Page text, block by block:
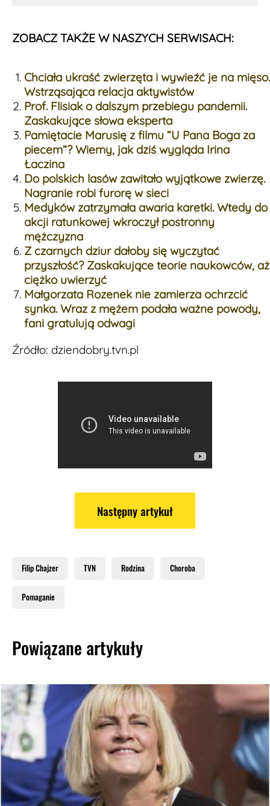
ZOBACZ TAKŻE W NASZYCH SERWISACH:
Chciała ukraść zwierzęta i wywieźć je na mięso.
Wstrząsająca relacja aktywistów
Prof. Flisiak o dalszym przebiegu pandemii.
Zaskakujące słowa eksperta
Pamiętacie Marusię z filmu “U Pana Boga za
piecem”? Wiemy, jak dziś wygląda Irina
Łaczina
Do polskich lasów zawitało wyjątkowe zwierzę.
Nagranie robi furorę w sieci
Medyków zatrzymała awaria karetki. Wtedy do
akcji ratunkowej wkroczył postronny
mężczyzna
Z czarnych dziur dałoby się wyczytać
przyszłość? Zaskakujące teorie naukowców, aż
ciężko uwierzyć
Małgorzata Rozenek nie zamierza ochrzcić
synka. Wraz z mężem podała ważne powody,
fani gratulują odwagi
Źródło: dziendobry.tvn.pl
Następny artykuł
Filip Chajzer TVN Rodzina Choroba
Pomaganie
Powiązane artykuły